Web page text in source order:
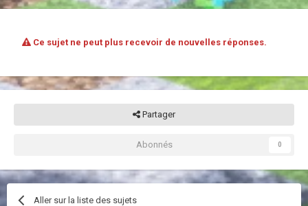
Ce sujet ne peut plus recevoir de nouvelles réponses.
Partager
Abonnés 0
Aller sur la liste des sujets